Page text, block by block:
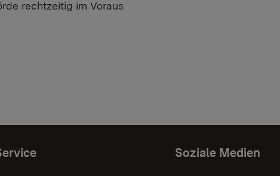
rechtzeitig im Voraus
Soziale Medien